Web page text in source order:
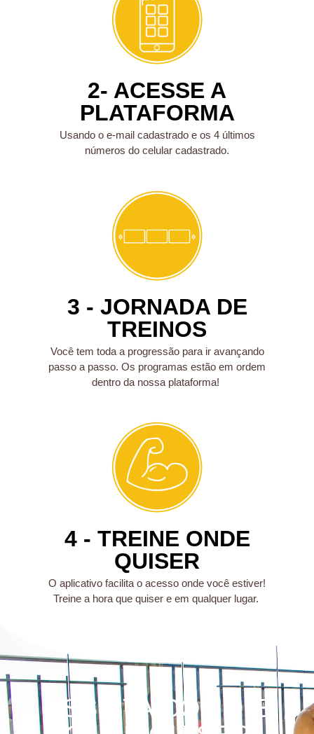
2- ACESSE A
PLATAFORMA
Usando o e-mail cadastrado e os 4 últimos
números do celular cadastrado.
3 - JORNADA DE
TREINOS
Você tem toda a progressão para ir avançando
passo a passo. Os programas estão em ordem
dentro da nossa plataforma!
4 - TREINE ONDE
QUISER
O aplicativo facilita o acesso onde você estiver!
Treine a hora que quiser e em qualquer lugar.
ASSISTA COMO E